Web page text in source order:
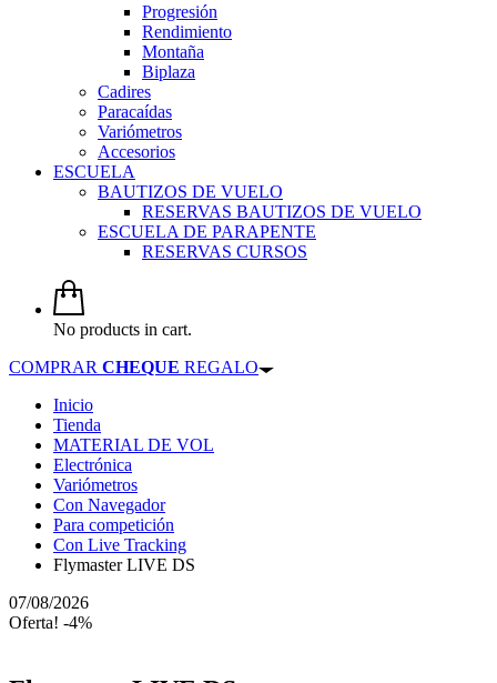
Progresión
Rendimiento
Montaña
Biplaza
Cadires
Paracaídas
Variómetros
Accesorios
ESCUELA
BAUTIZOS DE VUELO
RESERVAS BAUTIZOS DE VUELO
ESCUELA DE PARAPENTE
RESERVAS CURSOS
No products in cart.
COMPRAR CHEQUE REGALO
Inicio
Tienda
MATERIAL DE VOL
Electrónica
Variómetros
Con Navegador
Para competición
Con Live Tracking
Flymaster LIVE DS
07/08/2026
Oferta! -4%